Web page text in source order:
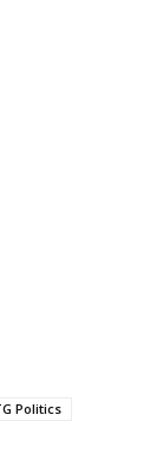
Politics